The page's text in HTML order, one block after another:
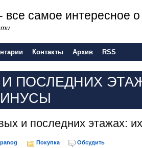
все самое интересное
Контакты Архив RSS
ПОСЛЕДНИХ
и последних этажах:
Покупка Обсудить